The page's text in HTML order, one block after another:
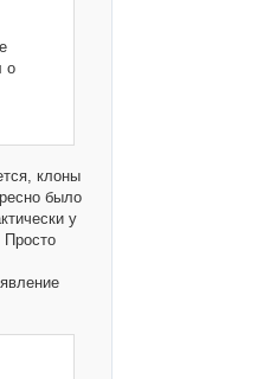
о
клоны
было
у
Просто